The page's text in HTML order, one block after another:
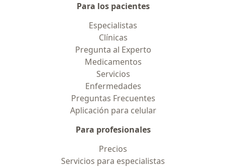
Para los pacientes
Especialistas
Clínicas
Pregunta al Experto
Medicamentos
Servicios
Enfermedades
Preguntas Frecuentes
Aplicación para celular
Para profesionales
Precios
Servicios para especialistas